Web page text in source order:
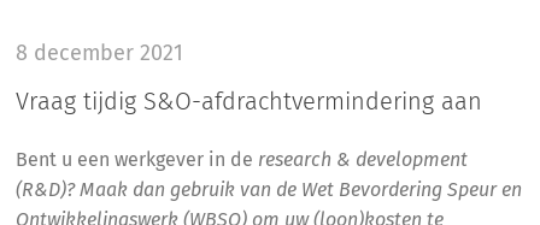
8 december 2021
Vraag tijdig S&O-afdrachtvermindering aan
Bent u een werkgever in de research & development
(R&D)? Maak dan gebruik van de Wet Bevordering Speur en
Ontwikkelingswerk (WBSO) om uw (loon)kosten te